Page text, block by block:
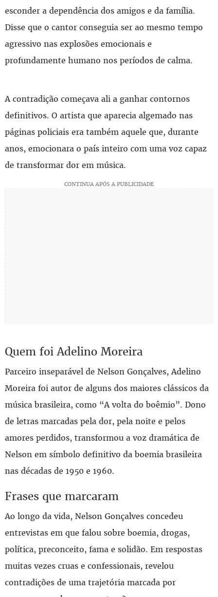
esconder a dependência dos amigos e da família.
Disse que o cantor conseguia ser ao mesmo tempo
agressivo nas explosões emocionais e
profundamente humano nos períodos de calma.
A contradição começava ali a ganhar contornos
definitivos. O artista que aparecia algemado nas
páginas policiais era também aquele que, durante
anos, emocionara o país inteiro com uma voz capaz
de transformar dor em música.
Quem foi Adelino Moreira
Parceiro inseparável de Nelson Gonçalves, Adelino
Moreira foi autor de alguns dos maiores clássicos da
música brasileira, como “A volta do boêmio”. Dono
de letras marcadas pela dor, pela noite e pelos
amores perdidos, transformou a voz dramática de
Nelson em símbolo definitivo da boemia brasileira
nas décadas de 1950 e 1960.
Frases que marcaram
Ao longo da vida, Nelson Gonçalves concedeu
entrevistas em que falou sobre boemia, drogas,
política, preconceito, fama e solidão. Em respostas
muitas vezes cruas e confessionais, revelou
contradições de uma trajetória marcada por